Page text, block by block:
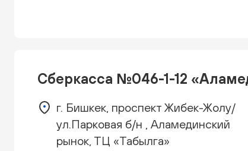
Сберкасса №046-1-12
г. Бишкек, проспект Жибек-Жолу/
ул.Парковая б/н , Аламединский
рынок, ТЦ «Табылга»